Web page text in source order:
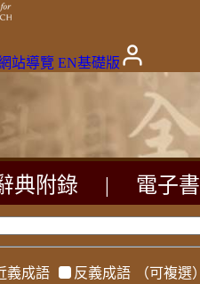
站導覽 EN基礎版
典附錄 電子書
義成語 反義成語 （可複選）